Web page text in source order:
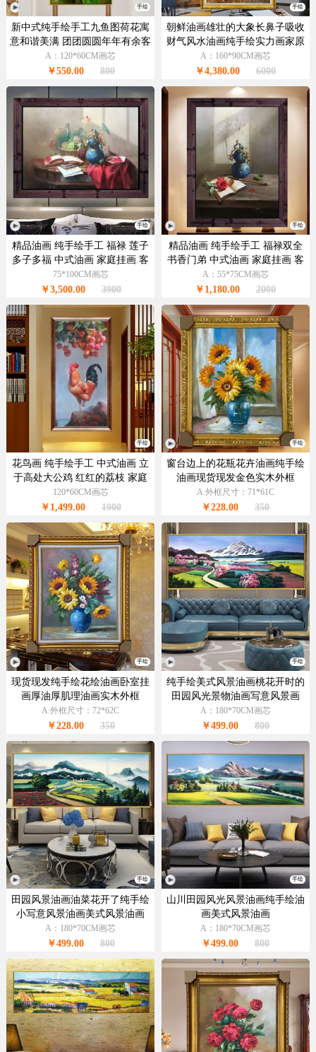
手绘
新中式纯手绘手工九鱼图荷花寓
意和谐美满 团团圆圆年年有余客
厅装饰油画
A：120*60CM画芯
￥550.00 800
手绘
朝鲜油画雄壮的大象长鼻子吸收
财气风水油画纯手绘实力画家原
创
A：160*90CM画芯
￥4,380.00 6000
手绘
精品油画 纯手绘手工 福禄 莲子
多子多福 中式油画 家庭挂画 客
厅挂画 别墅挂画
75*100CM画芯
￥3,500.00 3900
手绘
精品油画 纯手绘手工 福禄双全
书香门弟 中式油画 家庭挂画 客
厅挂画 别墅挂画
A：55*75CM画芯
￥1,180.00 2000
手绘
花鸟画 纯手绘手工 中式油画 立
于高处大公鸡 红红的荔枝 家庭
挂画 大吉大利
120*60CM画芯
￥1,499.00 1900
手绘
窗台边上的花瓶花卉油画纯手绘
油画现货现发金色实木外框
A:外框尺寸：71*61C
￥228.00 350
手绘
现货现发纯手绘花绘油画卧室挂
画厚油厚肌理油画实木外框
A:外框尺寸：72*62C
￥228.00 350
手绘
纯手绘美式风景油画桃花开时的
田园风光景物油画写意风景画
A：180*70CM画芯
￥499.00 800
手绘
田园风景油画油菜花开了纯手绘
小写意风景油画美式风景油画
A：180*70CM画芯
￥499.00 800
手绘
山川田园风光风景油画纯手绘油
画美式风景油画
A：180*70CM画芯
￥499.00 800